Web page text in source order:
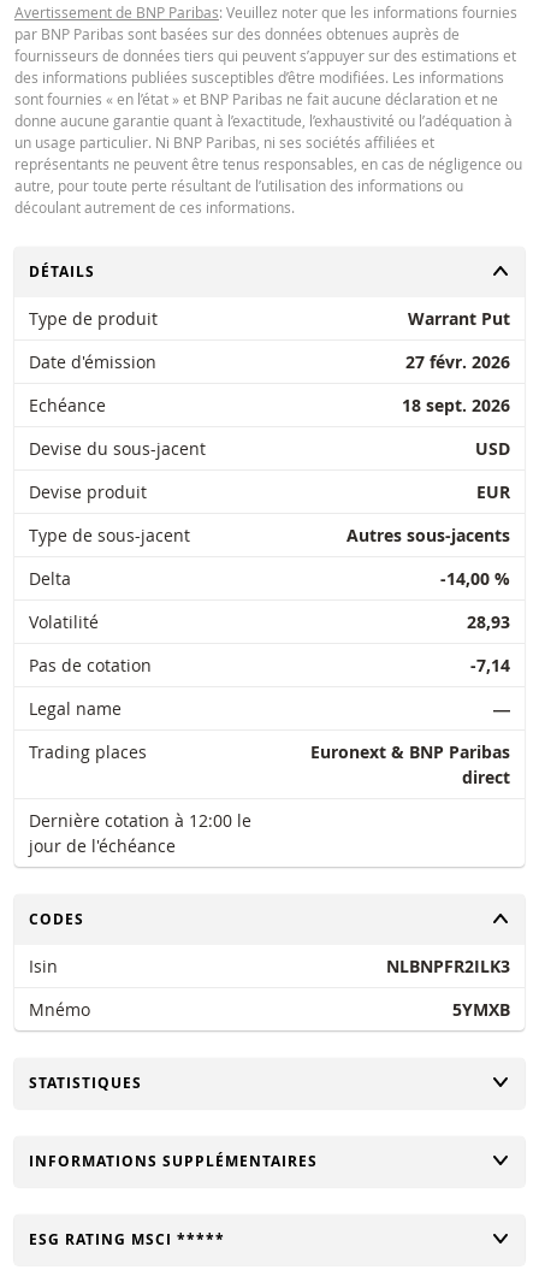
Avertissement de BNP Paribas: Veuillez noter que les informations fournies
par BNP Paribas sont basées sur des données obtenues auprès de
fournisseurs de données tiers qui peuvent s’appuyer sur des estimations et
des informations publiées susceptibles d’être modifiées. Les informations
sont fournies « en l’état » et BNP Paribas ne fait aucune déclaration et ne
donne aucune garantie quant à l’exactitude, l’exhaustivité ou l’adéquation à
un usage particulier. Ni BNP Paribas, ni ses sociétés affiliées et
représentants ne peuvent être tenus responsables, en cas de négligence ou
autre, pour toute perte résultant de l’utilisation des informations ou
découlant autrement de ces informations.
CHANGER
DÉTAILS
Type de produit
Warrant Put
Date d'émission
27 févr. 2026
Echéance
18 sept. 2026
Devise du sous-jacent
USD
Devise produit
EUR
Type de sous-jacent
Autres sous-jacents
Delta
-14,00 %
Volatilité
28,93
Pas de cotation
-7,14
Legal name
―
Trading places
Euronext & BNP Paribas
direct
Dernière cotation à 12:00 le
jour de l'échéance
CHANGER
CODES
Isin
NLBNPFR2ILK3
Mnémo
5YMXB
CHANGER
STATISTIQUES
CHANGER
INFORMATIONS SUPPLÉMENTAIRES
CHANGER
ESG RATING MSCI *****